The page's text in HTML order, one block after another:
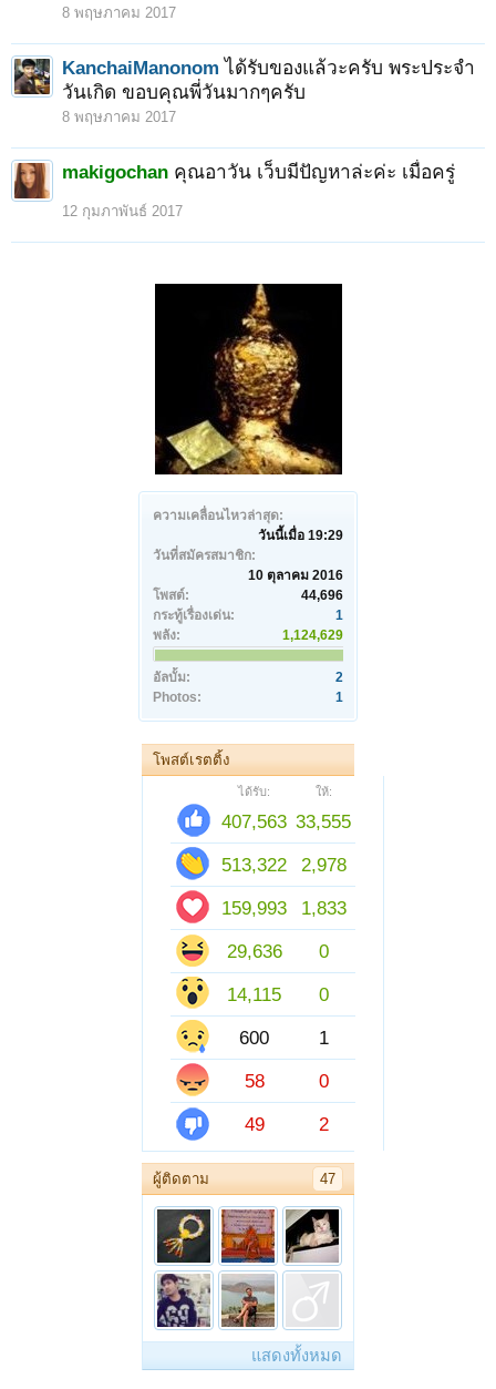
ความเคลื่อนไหวล่าสุด:
วันนี้เมื่อ 19:29
วันที่สมัครสมาชิก:
10 ตุลาคม 2016
โพสต์:
44,696
กระทู้เรื่องเด่น:
1
พลัง:
1,124,629
อัลบั้ม:
2
Photos:
1
โพสต์เรตติ้ง
ได้รับ: ให้:
407,563 33,555
513,322
2,978
159,993
1,833
29,636
0
14,115
0
600
1
58
0
49
2
ผู้ติดตาม 47
แสดงทั้งหมด
8 พฤษภาคม 2017
KanchaiManonom ได้รับของแล้วะครับ พระประจำ
วันเกิด ขอบคุณพี่วันมากๆครับ
8 พฤษภาคม 2017
makigochan คุณอาวัน เว็บมีปัญหาล่ะค่ะ เมื่อครู่
12 กุมภาพันธ์ 2017